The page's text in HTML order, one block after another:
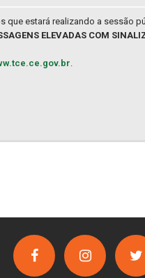
estará realizando a sessão
ELEVADAS COM
.